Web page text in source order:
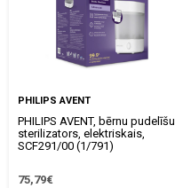
PHILIPS AVENT
PHILIPS AVENT, bērnu pudelīšu
sterilizators, elektriskais,
SCF291/00 (1/791)
75,79€